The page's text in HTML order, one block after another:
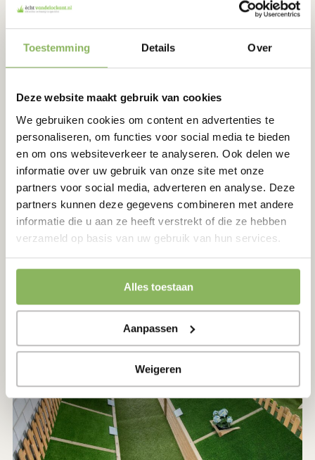
Toestemming Details Over
Deze website maakt gebruik van cookies
We gebruiken cookies om content en advertenties te
personaliseren, om functies voor social media te bieden
en om ons websiteverkeer te analyseren. Ook delen we
informatie over uw gebruik van onze site met onze
partners voor social media, adverteren en analyse. Deze
partners kunnen deze gegevens combineren met andere
informatie die u aan ze heeft verstrekt of die ze hebben
verzameld op basis van uw gebruik van hun services.
Alles toestaan
Aanpassen
Weigeren
kunstgras en de eerste in Nederland die zich volledig richt op
kunstgras voor consumenten met een eigen winkel en
Ontdek onze sfeervolle showtuin waar je het kunstgras in zijn
natuurlijke habitat kunt ervaren. Dit is een perfecte manier om
het realistische uiterlijk van ons kunstgras te ontdekken,
terwijl je geniet van de buitenlucht.